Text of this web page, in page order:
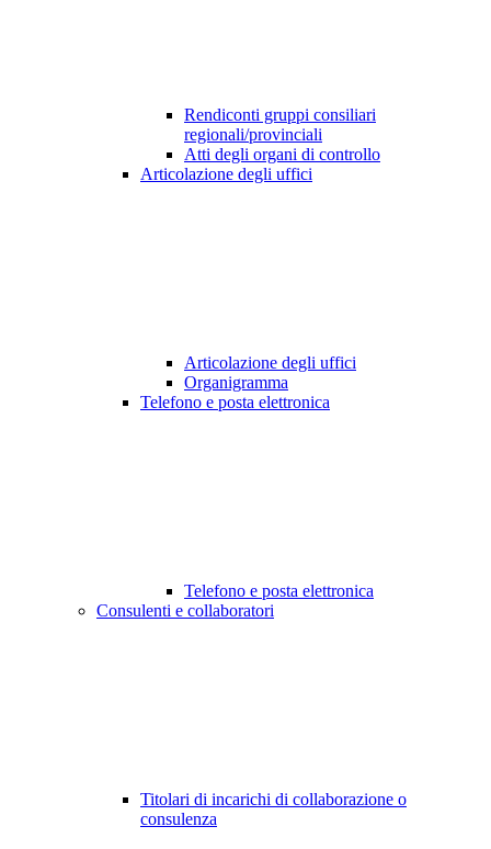
Rendiconti gruppi consiliari
regionali/provinciali
Atti degli organi di controllo
Articolazione degli uffici
Articolazione degli uffici
Organigramma
Telefono e posta elettronica
Telefono e posta elettronica
Consulenti e collaboratori
Titolari di incarichi di collaborazione o
consulenza